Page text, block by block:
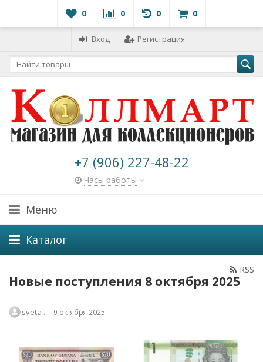
0 0 0 0
Вход Регистрация
+7 (906) 227-48-22
Часы работы
Меню
Каталог
RSS
Новые поступления 8 октября 2025
sveta . . 9 октября 2025